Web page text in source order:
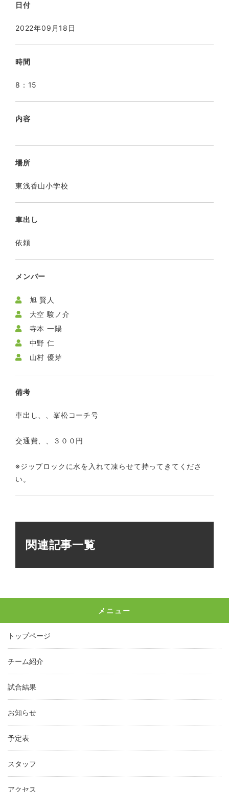
日付
2022年09月18日
時間
8：15
内容
場所
東浅香山小学校
車出し
依頼
メンバー
旭 賢人
大空 駿ノ介
寺本 一陽
中野 仁
山村 優芽
備考
車出し、、峯松コーチ号
交通費、、３００円
※ジップロックに水を入れて凍らせて持ってきてくださ
い。
関連記事一覧
メニュー
トップページ
チーム紹介
試合結果
お知らせ
予定表
スタッフ
アクセス